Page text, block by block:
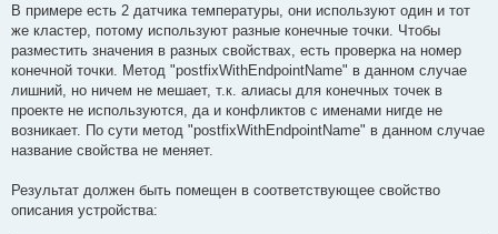
result.energy_t2 =
                energy_all += result.energy_t2;
                }
if
result.energy_t3 =
                energy_all += result.energy_t3;
            }
if
result.energy_t4 =
            if (msg.data.hasOwnProperty(0xF001)) {
В примере есть 2 датчика температуры, они используют один и тот
же кластер, потому используют разные конечные точки. Чтобы
разместить значения в разных свойствах, есть проверка на номер
конечной точки. Метод "postfixWithEndpointName" в данном случае
лишний, но ничем не мешает, т.к. алиасы для конечных точек в
проекте не используются, да и конфликтов с именами нигде не
возникает. По сути метод "postfixWithEndpointName" в данном случае
название свойства не меняет.
Результат должен быть помещен в соответствующее свойство
описания устройства: